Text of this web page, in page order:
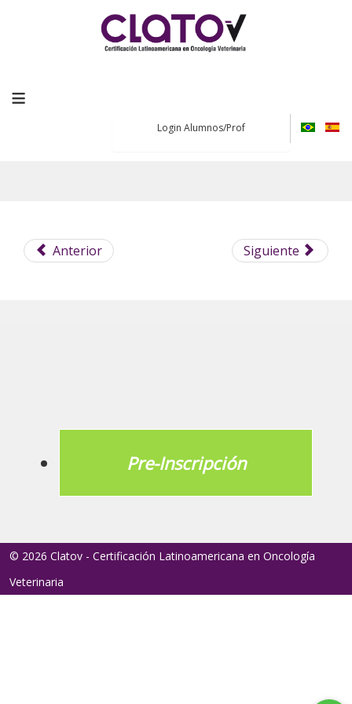
≡
Login Alumnos/Prof
Anterior Siguiente
Pre-Inscripción
© 2026 Clatov - Certificación Latinoamericana en Oncología
Veterinaria